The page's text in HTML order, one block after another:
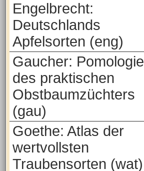
Engelbrecht:
Deutschlands
Apfelsorten (eng)
Gaucher: Pomologie
des praktischen
Obstbaumzüchters
(gau)
Goethe: Atlas der
wertvollsten
Traubensorten (wat)